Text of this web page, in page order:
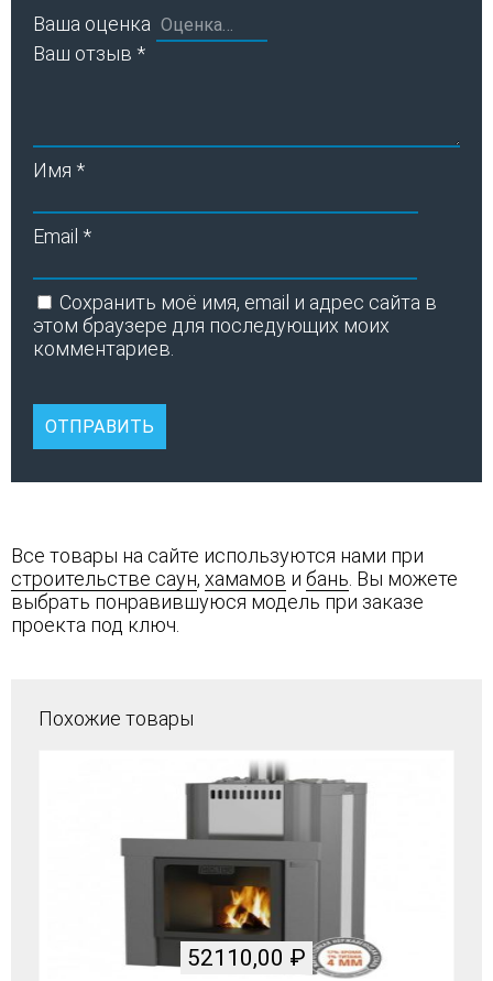
Ваша оценка
Ваш отзыв *
Имя *
Email *
Сохранить моё имя, email и адрес сайта в
этом браузере для последующих моих
комментариев.
Все товары на сайте используются нами при
строительстве саун, хамамов и бань . Вы можете
выбрать понравившуюся модель при заказе
проекта под ключ.
Похожие товары
52110,00 ₽